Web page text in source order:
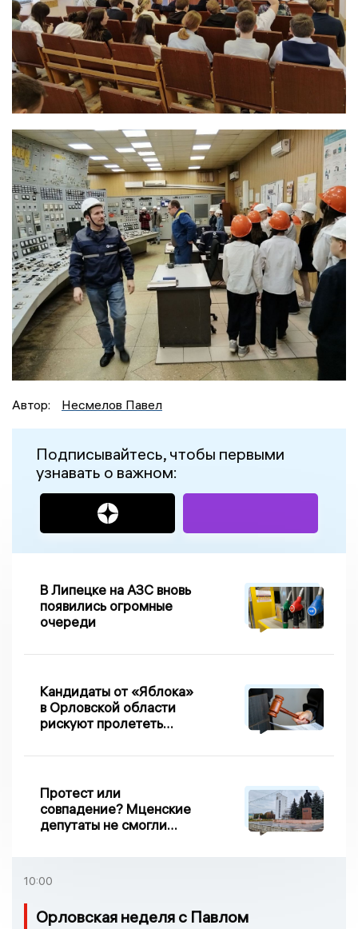
Автор: Несмелов Павел
Подписывайтесь, чтобы первыми
узнавать о важном:
В Липецке на АЗС вновь
появились огромные
очереди
Кандидаты от «Яблока»
в Орловской области
рискуют пролететь
Протест или
совпадение? Мценские
депутаты не смогли
10:00
Орловская неделя с Павлом